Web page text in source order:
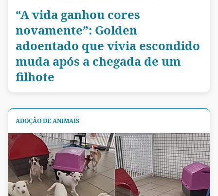
“A vida ganhou cores
novamente”: Golden
adoentado que vivia escondido
muda após a chegada de um
filhote
ADOÇÃO DE ANIMAIS